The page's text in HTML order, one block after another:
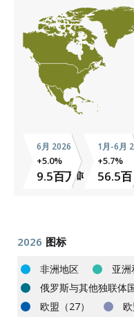
6月 2026
+5.0%
9.5百万吨
1月-6月
+5.7%
56.5
2026 图标
非洲地区
亚
俄罗斯与其他独联体
欧盟（27）